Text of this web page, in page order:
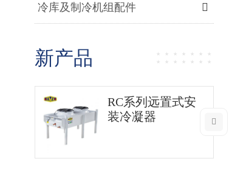
冷库及制冷机组配件
新产品
RC系列远置式安
装冷凝器